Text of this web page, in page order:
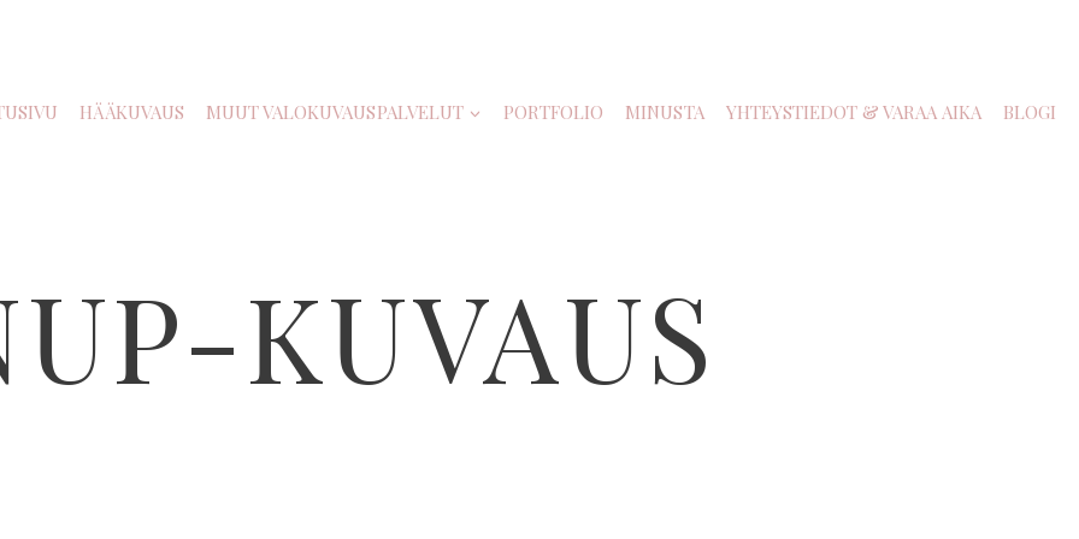
HÄÄKUVAUS MUUT VALOKUVAUSPALVELUT PORTFOLIO MINUSTA YHTEYSTIEDOT & VARAA AIKA BLOGI
KUVAUS